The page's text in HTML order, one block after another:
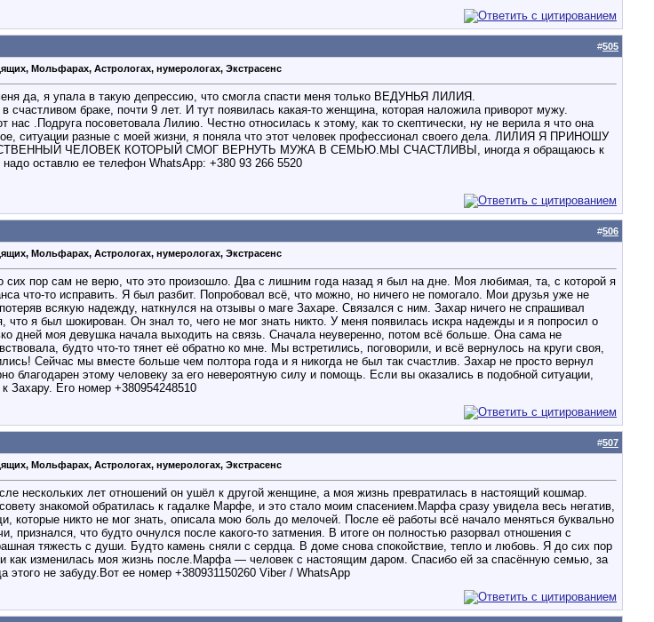
#505
Мольфарах, Астрологах, нумерологах, Экстрасенс
да, я упала в такую депрессию, что смогла спасти меня только ВЕДУНЬЯ ЛИЛИЯ.
браке, почти 9 лет. И тут появилась какая-то женщина, которая наложила приворот мужу.
.Подруга посоветовала Лилию. Честно относилась к этому, как то скептически, ну не верила я что она
ситуации разные с моей жизни, я поняла что этот человек профессионал своего дела. ЛИЛИЯ Я ПРИНОШУ
ЧЕЛОВЕК КОТОРЫЙ СМОГ ВЕРНУТЬ МУЖА В СЕМЬЮ.МЫ СЧАСТЛИВЫ, иногда я обращаюсь к
оставлю ее телефон WhatsApp: +380 93 266 5520
#506
Мольфарах, Астрологах, нумерологах, Экстрасенс
сих пор сам не верю, что это произошло. Два с лишним года назад я был на дне. Моя любимая, та, с которой я
что-то исправить. Я был разбит. Попробовал всё, что можно, но ничего не помогало. Мои друзья уже не
всякую надежду, наткнулся на отзывы о маге Захаре. Связался с ним. Захар ничего не спрашивал
я был шокирован. Он знал то, чего не мог знать никто. У меня появилась искра надежды и я попросил о
дней моя девушка начала выходить на связь. Сначала неуверенно, потом всё больше. Она сама не
будто что-то тянет её обратно ко мне. Мы встретились, поговорили, и всё вернулось на круги своя,
Сейчас мы вместе больше чем полтора года и я никогда не был так счастлив. Захар не просто вернул
этому человеку за его невероятную силу и помощь. Если вы оказались в подобной ситуации,
Захару. Его номер +380954248510
#507
Мольфарах, Астрологах, нумерологах, Экстрасенс
нескольких лет отношений он ушёл к другой женщине, а моя жизнь превратилась в настоящий кошмар.
знакомой обратилась к гадалке Марфе, и это стало моим спасением.Марфа сразу увидела весь негатив,
которые никто не мог знать, описала мою боль до мелочей. После её работы всё начало меняться буквально
признался, что будто очнулся после какого-то затмения. В итоге он полностью разорвал отношения с
тяжесть с души. Будто камень сняли с сердца. В доме снова спокойствие, тепло и любовь. Я до сих пор
как изменилась моя жизнь после.Марфа — человек с настоящим даром. Спасибо ей за спасённую семью, за
не забуду.Вот ее номер +380931150260 Viber / WhatsApp